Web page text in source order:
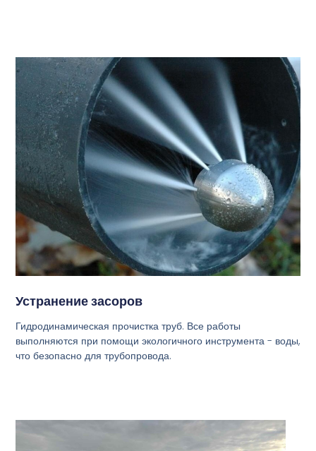
Устранение засоров
Гидродинамическая прочистка труб. Все работы
выполняются при помощи экологичного инструмента - воды,
что безопасно для трубопровода.